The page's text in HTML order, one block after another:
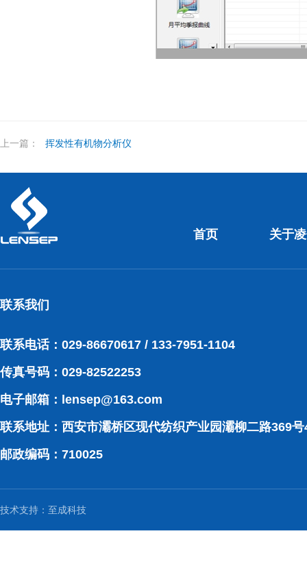
上一篇： 挥发性有机物分析仪
首页 关于
联系我们
联系电话：029-86670617 / 133-7951-1104
传真号码：029-82522253
电子邮箱： lensep@163.com
联系地址：西安市灞桥区现代纺织产业园灞柳二路369
邮政编码：710025
技术支持： 至成科技